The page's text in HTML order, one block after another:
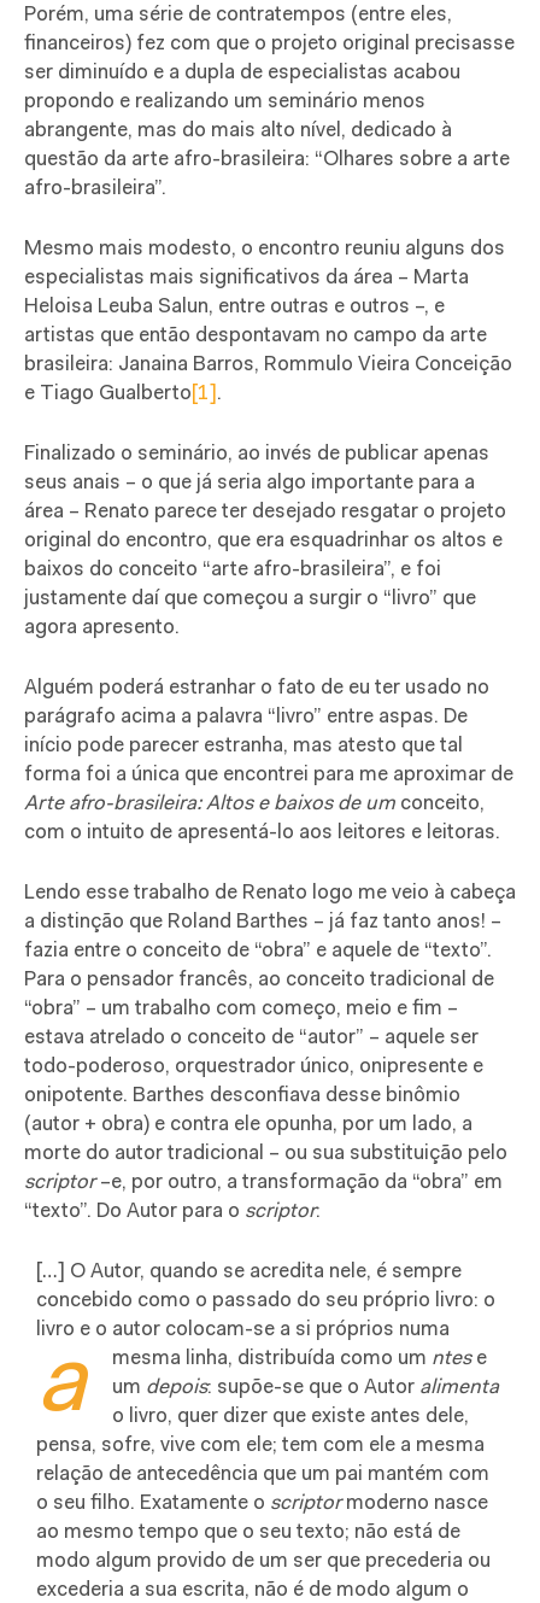
Porém, uma série de contratempos (entre eles,
financeiros) fez com que o projeto original precisasse
ser diminuído e a dupla de especialistas acabou
propondo e realizando um seminário menos
abrangente, mas do mais alto nível, dedicado à
questão da arte afro-brasileira: “Olhares sobre a arte
afro-brasileira”.
Mesmo mais modesto, o encontro reuniu alguns dos
especialistas mais significativos da área – Marta
Heloisa Leuba Salun, entre outras e outros –, e
artistas que então despontavam no campo da arte
brasileira: Janaina Barros, Rommulo Vieira Conceição
e Tiago Gualberto [1] .
Finalizado o seminário, ao invés de publicar apenas
seus anais – o que já seria algo importante para a
área – Renato parece ter desejado resgatar o projeto
original do encontro, que era esquadrinhar os altos e
baixos do conceito “arte afro-brasileira”, e foi
justamente daí que começou a surgir o “livro” que
agora apresento.
Alguém poderá estranhar o fato de eu ter usado no
parágrafo acima a palavra “livro” entre aspas. De
início pode parecer estranha, mas atesto que tal
forma foi a única que encontrei para me aproximar de
Arte afro-brasileira: Altos e baixos de um conceito,
com o intuito de apresentá-lo aos leitores e leitoras.
Lendo esse trabalho de Renato logo me veio à cabeça
a distinção que Roland Barthes – já faz tanto anos! –
fazia entre o conceito de “obra” e aquele de “texto”.
Para o pensador francês, ao conceito tradicional de
“obra” – um trabalho com começo, meio e fim –
estava atrelado o conceito de “autor” – aquele ser
todo-poderoso, orquestrador único, onipresente e
onipotente. Barthes desconfiava desse binômio
(autor + obra) e contra ele opunha, por um lado, a
morte do autor tradicional – ou sua substituição pelo
scriptor–e, por outro, a transformação da “obra” em
“texto”. Do Autor para o scriptor:
[…] O Autor, quando se acredita nele, é sempre
concebido como o passado do seu próprio livro: o
livro e o autor colocam-se a si próprios numa
mesma linha, distribuída como um
a ntes e
um depois: supõe-se que o Autor alimenta
o livro, quer dizer que existe antes dele,
pensa, sofre, vive com ele; tem com ele a mesma
relação de antecedência que um pai mantém com
o seu filho. Exatamente o scriptormoderno nasce
ao mesmo tempo que o seu texto; não está de
modo algum provido de um ser que precederia ou
excederia a sua escrita, não é de modo algum o